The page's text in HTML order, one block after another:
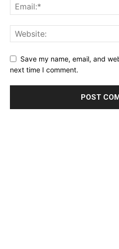
Save my name, email, and
next time I comment.